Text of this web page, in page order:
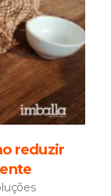
reduzir